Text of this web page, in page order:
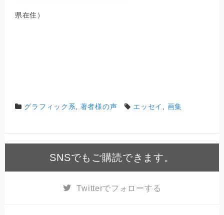
県在住）
グラフィック系 著者様の声 エッセイ 画集
SNSでもご購読できます。
Twitterでフォローする